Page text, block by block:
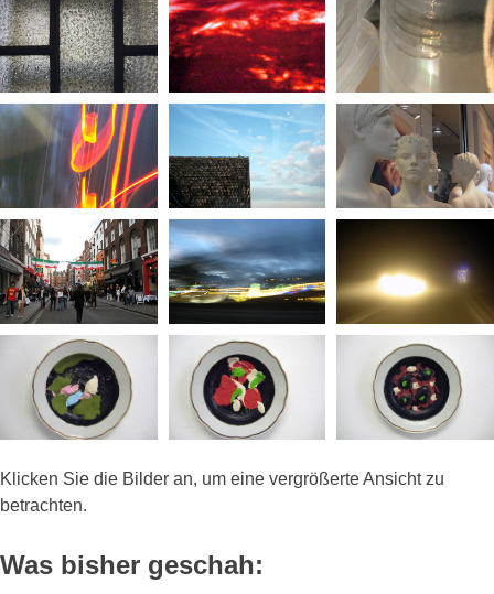
Klicken Sie die Bilder an, um eine vergrößerte Ansicht zu
betrachten.
Was bisher geschah: